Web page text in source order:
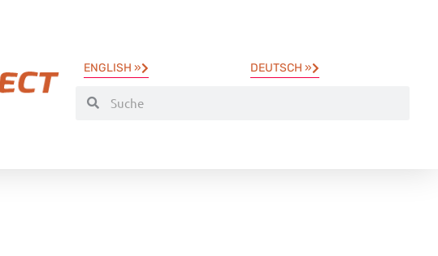
ENGLISH » DEUTSCH »